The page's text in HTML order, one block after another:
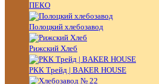
ПЕКО
Полоцкий хлебозавод
Рижский Хлеб
РКК Трейд | BAKER HOUSE